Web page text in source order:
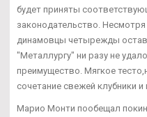
будет приняты
законодательство.
динамовцы четырежды
"Металлургу" ни разу не
преимущество. Мягкое
сочетание свежей клубники и
Марио Монти пообещал